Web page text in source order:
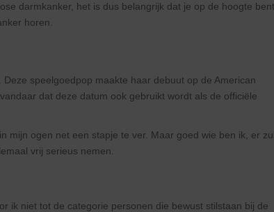
darmkanker, het is dus belangrijk dat je op de hoogte
horen.
speelgoedpop maakte haar debuut op de American
dat deze datum ook gebruikt wordt als de officiële
mijn ogen net een stapje te ver. Maar goed wie ben ik, er
vrij serieus nemen.
ik niet tot de categorie personen die bewust stilstaan bij de